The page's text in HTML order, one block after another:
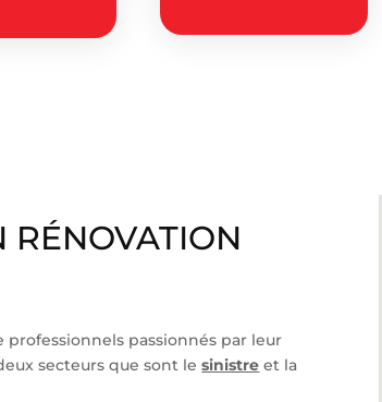
RÉNOVATION
passionnés par leur
secteurs que sont le sinistre et la